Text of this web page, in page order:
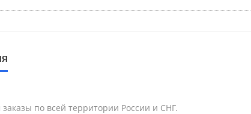
по всей территории России и СНГ.